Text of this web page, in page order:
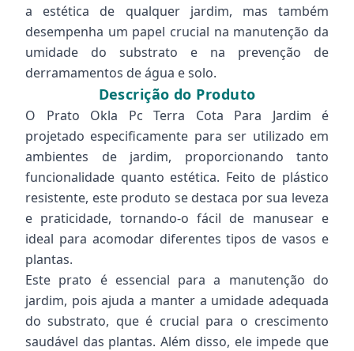
a estética de qualquer jardim, mas também
desempenha um papel crucial na manutenção da
umidade do substrato e na prevenção de
derramamentos de água e solo.
Descrição do Produto
O Prato Okla Pc Terra Cota Para Jardim é
projetado especificamente para ser utilizado em
ambientes de jardim, proporcionando tanto
funcionalidade quanto estética. Feito de plástico
resistente, este produto se destaca por sua leveza
e praticidade, tornando-o fácil de manusear e
ideal para acomodar diferentes tipos de vasos e
plantas.
Este prato é essencial para a manutenção do
jardim, pois ajuda a manter a umidade adequada
do substrato, que é crucial para o crescimento
saudável das plantas. Além disso, ele impede que